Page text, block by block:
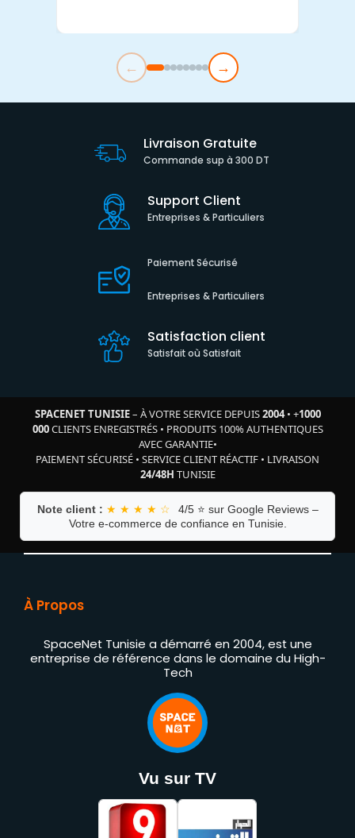
← →
Livraison Gratuite
Commande sup à 300 DT
Support Client
Entreprises & Particuliers
Paiement Sécurisé
Entreprises & Particuliers
Satisfaction client
Satisfait où Satisfait
SPACENET TUNISIE– À VOTRE SERVICE DEPUIS2004• +1000
000CLIENTS ENREGISTRÉS• PRODUITS 100% AUTHENTIQUES
AVEC GARANTIE•
PAIEMENT SÉCURISÉ • SERVICE CLIENT RÉACTIF • LIVRAISON
24/48H TUNISIE
Note client : ★ ★ ★ ★ ☆
4/5 ⭐ sur Google Reviews –
Votre e-commerce de confiance en Tunisie.
À Propos
SpaceNet Tunisie a démarré en 2004, est une
entreprise de référence dans le domaine du High-
Tech
Vu sur TV